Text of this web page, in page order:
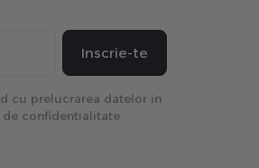
Inscrie-te
cu prelucrarea datelor in
confidentialitate